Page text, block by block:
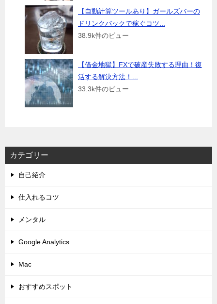
【自動計算ツールあり】ガールズバーの
ドリンクバックで稼ぐコツ...
38.9k件のビュー
【借金地獄】FXで破産失敗する理由！復
活する解決方法！...
33.3k件のビュー
カテゴリー
自己紹介
仕入れるコツ
メンタル
Google Analytics
Mac
おすすめスポット